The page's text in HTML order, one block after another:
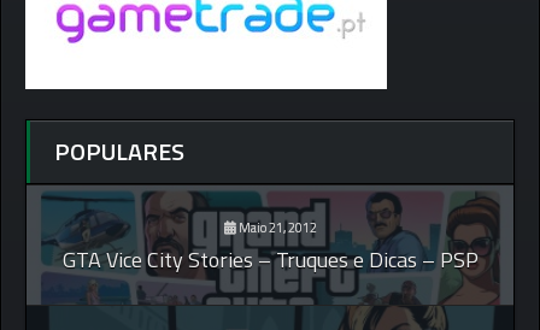
POPULARES
Maio 21, 2012
GTA Vice City Stories – Truques e Dicas – PSP